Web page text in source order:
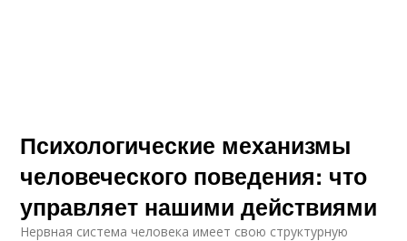
Психологические механизмы
человеческого поведения: что
управляет нашими действиями
Нервная система человека имеет свою структурную